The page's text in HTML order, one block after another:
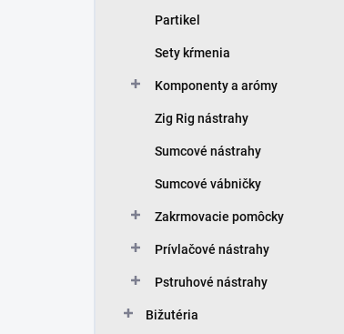
Partikel
Sety kŕmenia
Komponenty a arómy
Zig Rig nástrahy
Sumcové nástrahy
Sumcové vábničky
Zakrmovacie pomôcky
Prívlačové nástrahy
Pstruhové nástrahy
Bižutéria